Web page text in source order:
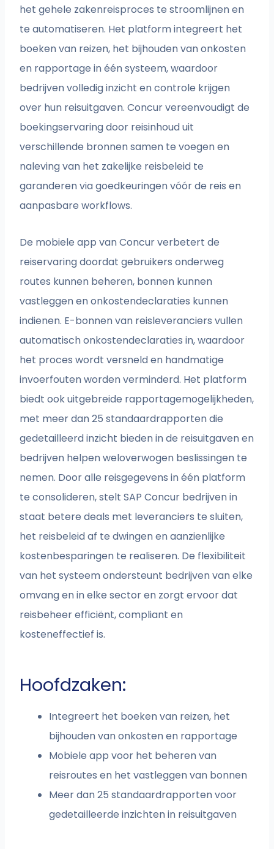
het gehele zakenreisproces te stroomlijnen en
te automatiseren. Het platform integreert het
boeken van reizen, het bijhouden van onkosten
en rapportage in één systeem, waardoor
bedrijven volledig inzicht en controle krijgen
over hun reisuitgaven. Concur vereenvoudigt de
boekingservaring door reisinhoud uit
verschillende bronnen samen te voegen en
naleving van het zakelijke reisbeleid te
garanderen via goedkeuringen vóór de reis en
aanpasbare workflows.
De mobiele app van Concur verbetert de
reiservaring doordat gebruikers onderweg
routes kunnen beheren, bonnen kunnen
vastleggen en onkostendeclaraties kunnen
indienen. E-bonnen van reisleveranciers vullen
automatisch onkostendeclaraties in, waardoor
het proces wordt versneld en handmatige
invoerfouten worden verminderd. Het platform
biedt ook uitgebreide rapportagemogelijkheden,
met meer dan 25 standaardrapporten die
gedetailleerd inzicht bieden in de reisuitgaven en
bedrijven helpen weloverwogen beslissingen te
nemen. Door alle reisgegevens in één platform
te consolideren, stelt SAP Concur bedrijven in
staat betere deals met leveranciers te sluiten,
het reisbeleid af te dwingen en aanzienlijke
kostenbesparingen te realiseren. De flexibiliteit
van het systeem ondersteunt bedrijven van elke
omvang en in elke sector en zorgt ervoor dat
reisbeheer efficiënt, compliant en
kosteneffectief is.
Hoofdzaken:
Integreert het boeken van reizen, het
bijhouden van onkosten en rapportage
Mobiele app voor het beheren van
reisroutes en het vastleggen van bonnen
Meer dan 25 standaardrapporten voor
gedetailleerde inzichten in reisuitgaven